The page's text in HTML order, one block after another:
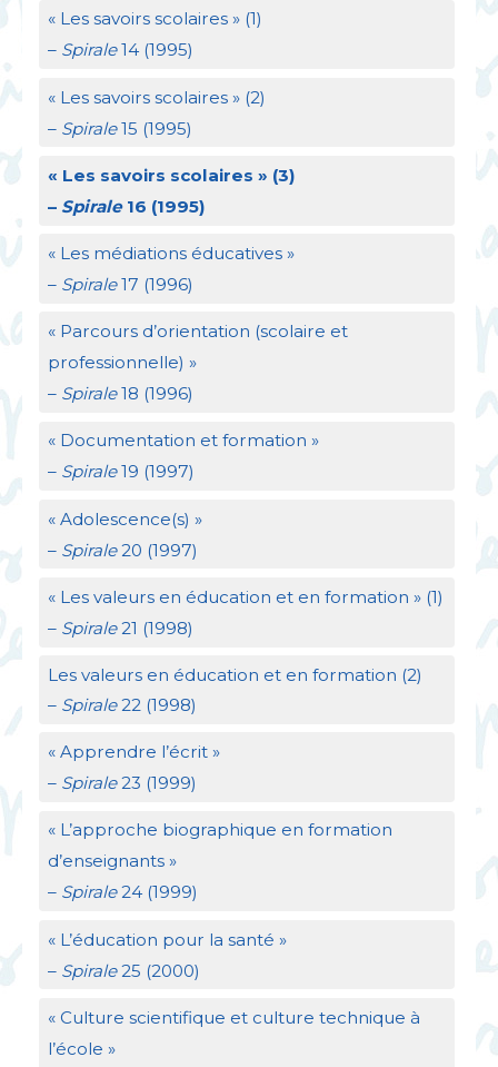
« Les savoirs scolaires » (1)
– Spirale14 (1995)
« Les savoirs scolaires » (2)
– Spirale15 (1995)
« Les savoirs scolaires » (3)
– Spirale16 (1995)
« Les médiations éducatives »
– Spirale17 (1996)
« Parcours d’orientation (scolaire et
professionnelle) »
– Spirale18 (1996)
« Documentation et formation »
– Spirale19 (1997)
« Adolescence(s) »
– Spirale20 (1997)
« Les valeurs en éducation et en formation » (1)
– Spirale21 (1998)
Les valeurs en éducation et en formation (2)
–Spirale22 (1998)
« Apprendre l’écrit »
– Spirale23 (1999)
« L’approche biographique en formation
d’enseignants »
– Spirale24 (1999)
« L’éducation pour la santé »
– Spirale25 (2000)
« Culture scientifique et culture technique à
l’école »